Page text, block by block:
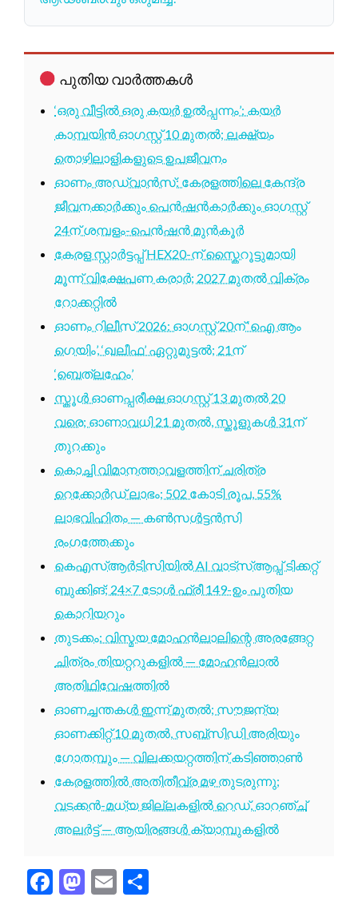
പുതിയ വാർത്തകൾ
‘ഒരു വീട്ടിൽ ഒരു കയർ ഉൽപ്പന്നം’: കയർ
കാമ്പയിൻ ഓഗസ്റ്റ് 10 മുതൽ; ലക്ഷ്യം
തൊഴിലാളികളുടെ ഉപജീവനം
ഓണം അഡ്വാൻസ്: കേരളത്തിലെ കേന്ദ്ര
ജീവനക്കാർക്കും പെൻഷൻകാർക്കും ഓഗസ്റ്റ്
24ന് ശമ്പളം-പെൻഷൻ മുൻകൂർ
കേരള സ്റ്റാർട്ടപ്പ് HEX20-ന് സ്കൈറൂട്ടുമായി
മൂന്ന് വിക്ഷേപണ കരാർ; 2027 മുതൽ വിക്രം
റോക്കറ്റിൽ
ഓണം റിലീസ് 2026: ഓഗസ്റ്റ് 20ന് ‘ഐ ആം
ഗെയിം’, ‘ഖലീഫ’ ഏറ്റുമുട്ടൽ; 21ന്
‘ബെത്‌ലഹേം’
സ്കൂൾ ഓണപ്പരീക്ഷ ഓഗസ്റ്റ് 13 മുതൽ 20
വരെ; ഓണാവധി 21 മുതൽ, സ്കൂളുകൾ 31ന്
തുറക്കും
കൊച്ചി വിമാനത്താവളത്തിന് ചരിത്ര
റെക്കോർഡ് ലാഭം; 502 കോടി രൂപ, 55%
ലാഭവിഹിതം — കൺസൾട്ടൻസി
രംഗത്തേക്കും
കെഎസ്ആർടിസിയിൽ AI വാട്സ്ആപ്പ് ടിക്കറ്റ്
ബുക്കിങ്; 24×7 ടോൾ ഫ്രീ 149-ഉം പുതിയ
കൊറിയറും
തുടക്കം: വിസ്മയ മോഹൻലാലിന്റെ അരങ്ങേറ്റ
ചിത്രം തിയറ്ററുകളിൽ — മോഹൻലാൽ
അതിഥിവേഷത്തിൽ
ഓണച്ചന്തകൾ ഇന്ന് മുതൽ; സൗജന്യ
ഓണക്കിറ്റ് 10 മുതൽ, സബ്സിഡി അരിയും
ഗോതമ്പും — വിലക്കയറ്റത്തിന് കടിഞ്ഞാൺ
കേരളത്തിൽ അതിതീവ്ര മഴ തുടരുന്നു;
വടക്കൻ-മധ്യ ജില്ലകളിൽ റെഡ്, ഓറഞ്ച്
അലർട്ട് — ആയിരങ്ങൾ ക്യാമ്പുകളിൽ
Facebook
Mastodon
Email